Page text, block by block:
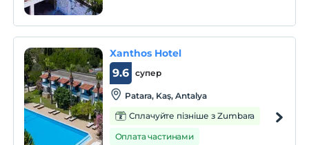
Xanthos Hotel
супер
9.6
Patara, Kaş, Antalya
Сплачуйте пізніше з Zumbara
Оплата частинами